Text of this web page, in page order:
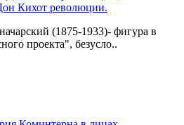
Кихот революции.
(1875-1933)- фигура в
проекта", безусло..